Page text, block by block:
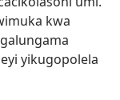
kwa
yikugopolela